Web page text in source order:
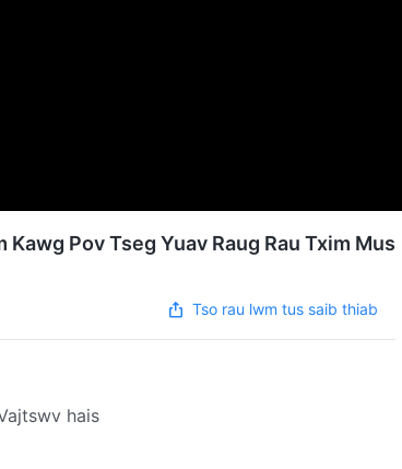
Pov Tseg Yuav Raug Rau Txim Mus
Tso rau lwm tus saib thiab
hais